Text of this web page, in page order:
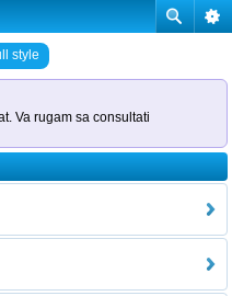
style
Va rugam sa consultati